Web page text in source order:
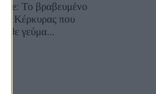
Το βραβευμένο
της Κέρκυρας που
κάθε γεύμα...